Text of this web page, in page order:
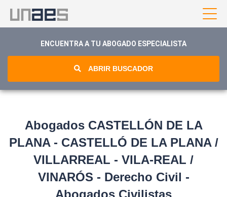
ENCUENTRA A TU ABOGADO ESPECIALISTA
ABRIR BUSCADOR
Abogados CASTELLÓN DE LA
PLANA - CASTELLÓ DE LA PLANA /
VILLARREAL - VILA-REAL /
VINARÓS - Derecho Civil -
Abogados Civilistas